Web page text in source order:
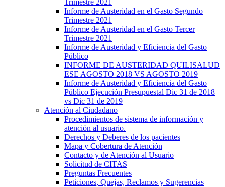
Trimestre 2021
Informe de Austeridad en el Gasto Segundo
Trimestre 2021
Informe de Austeridad en el Gasto Tercer
Trimestre 2021
Informe de Austeridad y Eficiencia del Gasto
Público
INFORME DE AUSTERIDAD QUILISALUD
ESE AGOSTO 2018 VS AGOSTO 2019
Informe de Austeridad y Eficiencia del Gasto
Público Ejecución Presupuestal Dic 31 de 2018
vs Dic 31 de 2019
Atención al Ciudadano
Procedimientos de sistema de información y
atención al usuario.
Derechos y Deberes de los pacientes
Mapa y Cobertura de Atención
Contacto y de Atención al Usuario
Solicitud de CITAS
Preguntas Frecuentes
Peticiones, Quejas, Reclamos y Sugerencias